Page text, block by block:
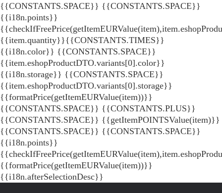
{{CONSTANTS.SPACE}} {{CONSTANTS.SPACE}}
{{i18n.points}}
{{item.quantity}}{{CONSTANTS.TIMES}}
{{i18n.color}} {{CONSTANTS.SPACE}}
{{item.eshopProductDTO.variants[0].color}}
{{i18n.storage}} {{CONSTANTS.SPACE}}
{{item.eshopProductDTO.variants[0].storage}}
{{formatPrice(getItemEURValue(item))}}
{{CONSTANTS.SPACE}} {{CONSTANTS.PLUS}}
{{CONSTANTS.SPACE}} {{getItemPOINTSValue(item)}}
{{CONSTANTS.SPACE}} {{CONSTANTS.SPACE}}
{{i18n.points}}
{{formatPrice(getItemEURValue(item))}}
{{i18n.afterSelectionDesc}}